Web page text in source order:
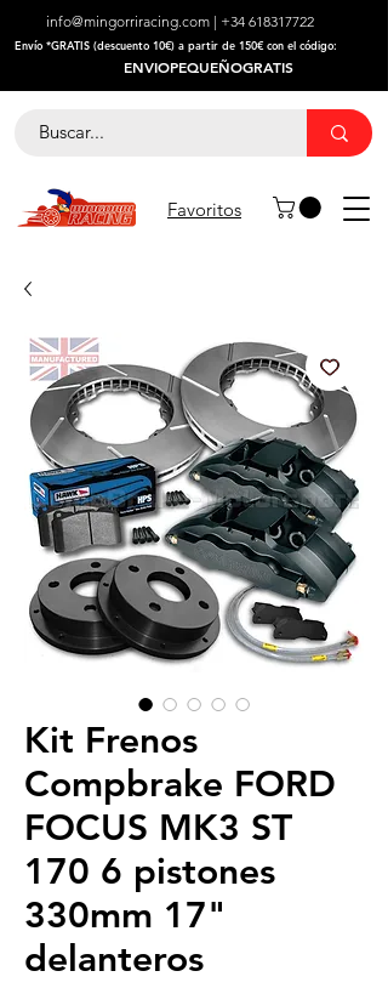
info@mingorriracing.com | +34 618317722
​Envío *GRATIS (descuento 10€) a partir de 150€ con el código:
ENVIOPEQUEÑOGRATIS
Favoritos
Kit Frenos
Compbrake FORD
FOCUS MK3 ST
170 6 pistones
330mm 17"
delanteros